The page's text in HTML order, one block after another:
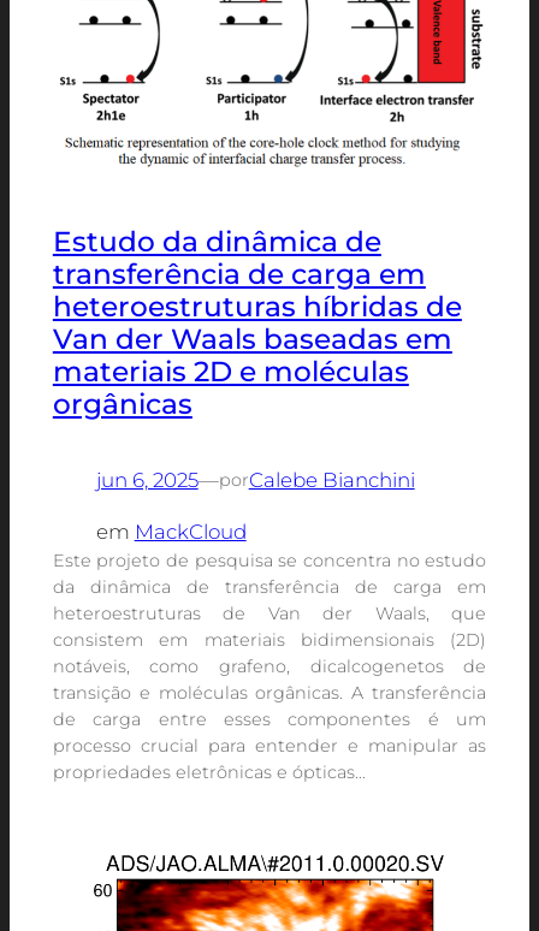
Estudo da dinâmica de
transferência de carga em
heteroestruturas híbridas de
Van der Waals baseadas em
materiais 2D e moléculas
orgânicas
jun 6, 2025—porCalebe Bianchini
em MackCloud
Este projeto de pesquisa se concentra no estudo
da dinâmica de transferência de carga em
heteroestruturas de Van der Waals, que
consistem em materiais bidimensionais (2D)
notáveis, como grafeno, dicalcogenetos de
transição e moléculas orgânicas. A transferência
de carga entre esses componentes é um
processo crucial para entender e manipular as
propriedades eletrônicas e ópticas…